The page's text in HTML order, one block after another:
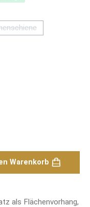
Warenkorb
als Flächenvorhang,